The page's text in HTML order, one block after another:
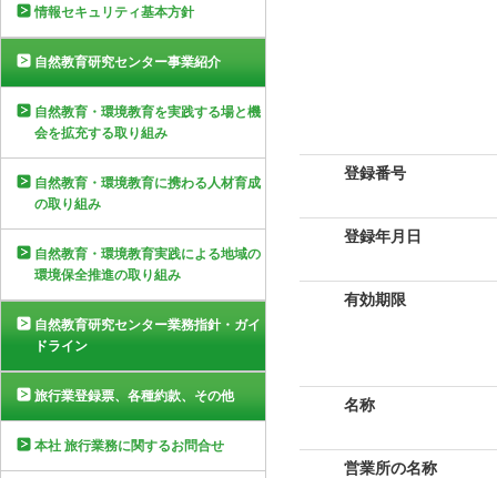
登録番号
登録年月日
有効期限
名称
営業所の名称
情報セキュリティ基本方針
自然教育研究センター事業紹介
自然教育・環境教育を実践する場と機
会を拡充する取り組み
自然教育・環境教育に携わる人材育成
の取り組み
自然教育・環境教育実践による地域の
環境保全推進の取り組み
自然教育研究センター業務指針・ガイ
ドライン
旅行業登録票、各種約款、その他
本社 旅行業務に関するお問合せ